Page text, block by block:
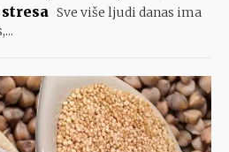
Sve više ljudi danas ima